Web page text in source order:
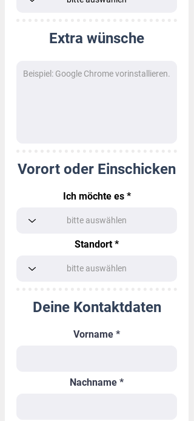
Extra wünsche
Vorort oder Einschicken
Ich möchte es
Standort
Deine Kontaktdaten
Vorname
Nachname